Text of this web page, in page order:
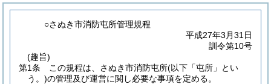
○さぬき市消防屯所管理規程
平成27年3月31日
訓令第10号
(趣旨)
第1条
この規程は、さぬき市消防屯所(以下「屯所」とい
う。)の管理及び運営に関し必要な事項を定める。